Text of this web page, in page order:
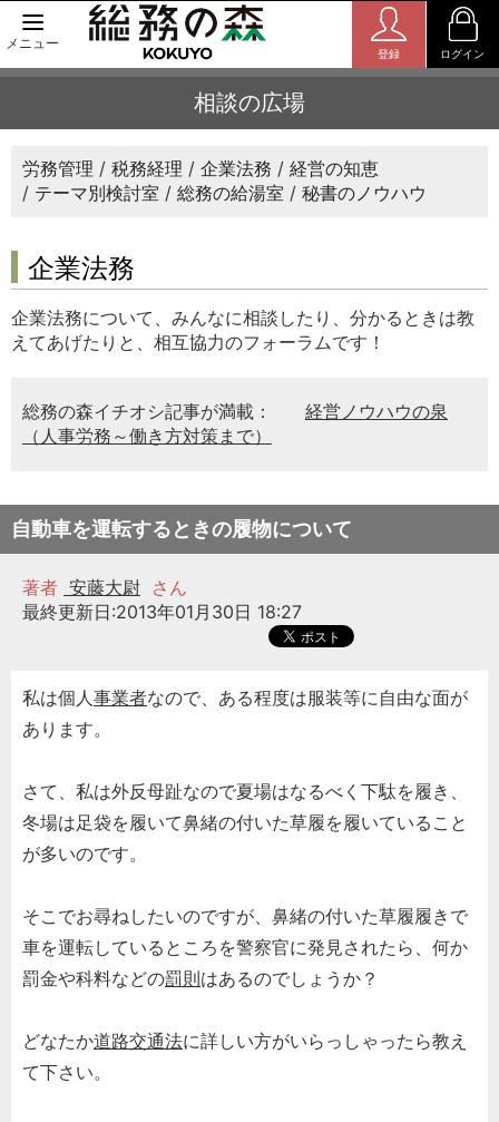
メニュー
登録 ログイン
相談の広場
労務管理 税務経理 企業法務
経営の知恵
テーマ別検討室
総務の給湯室 秘書のノウハウ
企業法務
企業法務について、みんなに相談したり、分かるときは教
えてあげたりと、相互協力のフォーラムです！
総務の森イチオシ記事が満載：
経営ノウハウの泉
（人事労務～働き方対策まで）
自動車を運転するときの履物について
著者 安藤大尉 さん
最終更新日:2013年01月30日 18:27
私は個人事業者なので、ある程度は服装等に自由な面が
あります。
さて、私は外反母趾なので夏場はなるべく下駄を履き、
冬場は足袋を履いて鼻緒の付いた草履を履いていること
が多いのです。
そこでお尋ねしたいのですが、鼻緒の付いた草履履きで
車を運転しているところを警察官に発見されたら、何か
罰金や科料などの罰則はあるのでしょうか？
どなたか道路交通法に詳しい方がいらっしゃったら教え
て下さい。